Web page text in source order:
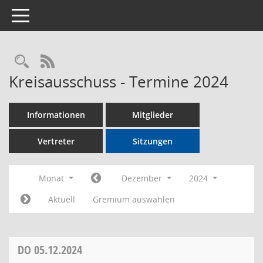
Toggle navigation
Rechercheauswahl
RSS-Feed
Kreisausschuss - Termine 2024
Informationen Mitglieder
Vertreter Sitzungen
Monat Dezember
2024
Aktuell
Gremium auswählen
DO 05.12.2024